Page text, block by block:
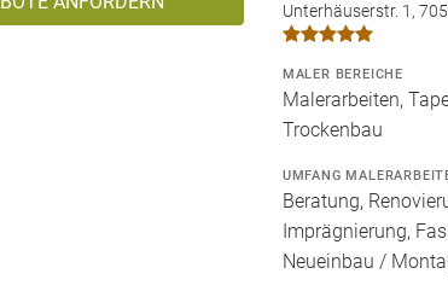
Unterhäuserstr. 1,
MALER BEREICHE
Malerarbeiten,
Trockenbau
UMFANG
Beratung,
Imprägnierung,
Neueinbau /